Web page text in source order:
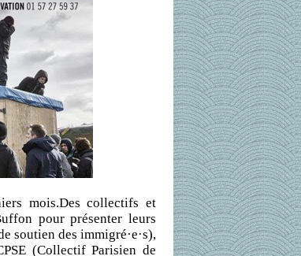
mois.Des collectifs et
pour présenter leurs
soutien des immigré·e·s),
(Collectif Parisien de